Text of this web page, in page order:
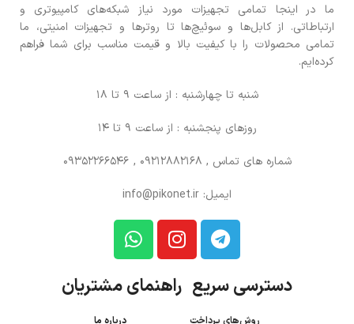
ما در اینجا تمامی تجهیزات مورد نیاز شبکه‌های کامپیوتری و
ارتباطاتی. از کابل‌ها و سوئیچ‌ها تا روترها و تجهیزات امنیتی، ما
تمامی محصولات را با کیفیت بالا و قیمت مناسب برای شما فراهم
کرده‌ایم.
شنبه تا چهارشنبه : از ساعت 9 تا 18
روزهای پنجشنبه : از ساعت 9 تا 14
شماره های تماس , 09212882168 , 09352266546
ایمیل: info@pikonet.ir
دسترسی سریع راهنمای مشتریان
روش‌های پرداخت درباره ما